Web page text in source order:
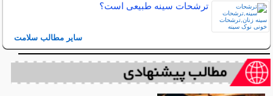
ترشحات سینه طبیعی است؟
سایر مطالب سلامت